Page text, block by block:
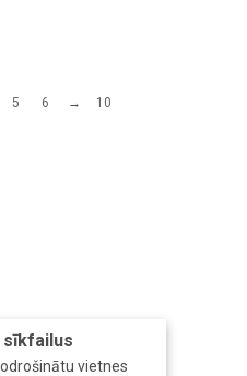
sīkfailus
vietnes
5 6 → 10